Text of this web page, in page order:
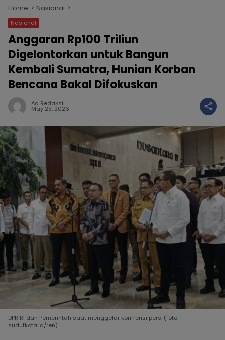
Home Nasional
Nasional
Anggaran Rp100 Triliun
Digelontorkan untuk Bangun
Kembali Sumatra, Hunian Korban
Bencana Bakal Difokuskan
Aa Redaksi
May 25, 2026
DPR RI dan Pemerintah saat menggelar konfrensi pers. (foto:
sudutkota.id/ren)